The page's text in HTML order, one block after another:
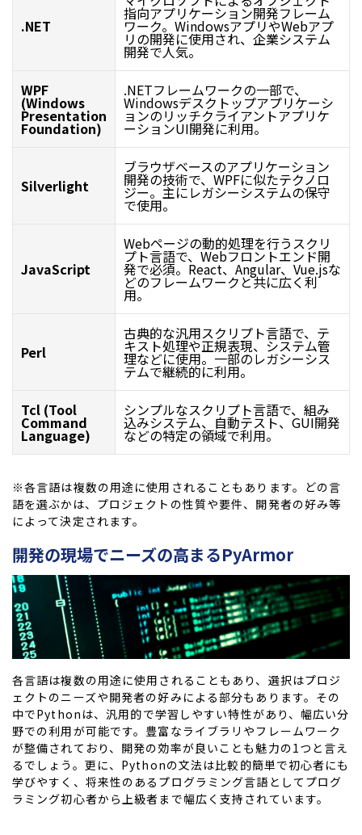
.NET
指向アプリケーション開発フレーム
ワーク。WindowsアプリやWebアプ
リの開発に使用され、企業システム
開発で人気。
WPF
(Windows
Presentation
Foundation)
.NETフレームワークの一部で、
Windowsデスクトップアプリケーシ
ョンのリッチクライアントアプリケ
ーションUI開発に利用。
Silverlight
ブラウザベースのアプリケーション
開発の技術で、WPFに似たテクノロ
ジー。主にレガシーシステムの保守
で使用。
JavaScript
Webページの動的処理を行うスクリ
プト言語で、Webフロントエンド開
発で必須。React、Angular、Vue.jsな
どのフレームワークと共に広く利
用。
Perl
古典的な汎用スクリプト言語で、テ
キスト処理や正規表現、システム管
理などに使用。一部のレガシーシス
テムで継続的に利用。
Tcl (Tool
Command
Language)
シンプルなスクリプト言語で、組み
込みシステム、自動テスト、GUI開発
などの特定の領域で利用。
※各言語は複数の用途に使用されることもあります。どの言
語を選ぶかは、プロジェクトの性質や要件、開発者の好み等
によって決定されます。
開発の現場でニーズの高まるPyArmor
各言語は複数の用途に使用されることもあり、選択はプロジ
ェクトのニーズや開発者の好みによる部分もあります。その
中でPythonは、汎用的で学習しやすい特性があり、幅広い分
野での利用が可能です。豊富なライブラリやフレームワーク
が整備されており、開発の効率が良いことも魅力の1つと言え
るでしょう。更に、Pythonの文法は比較的簡単で初心者にも
学びやすく、将来性のあるプログラミング言語としてプログ
ラミング初心者から上級者まで幅広く支持されています。